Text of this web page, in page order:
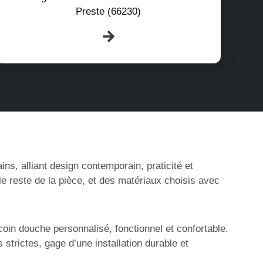
Preste (66230)
alliant design contemporain, praticité et
reste de la pièce, et des matériaux choisis avec
douche personnalisé, fonctionnel et confortable.
gage d’une installation durable et